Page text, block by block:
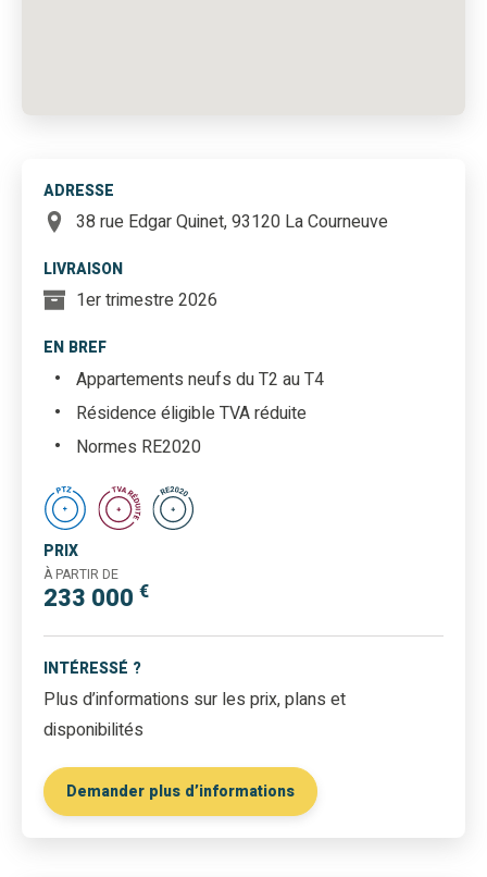
ADRESSE
38 rue Edgar Quinet, 93120 La Courneuve
LIVRAISON
1er trimestre 2026
EN BREF
Appartements neufs du T2 au T4
Résidence éligible TVA réduite
Normes RE2020
PRIX
À PARTIR DE
233 000 €
INTÉRESSÉ ?
Plus d’informations sur les prix, plans et
disponibilités
Demander plus d’informations